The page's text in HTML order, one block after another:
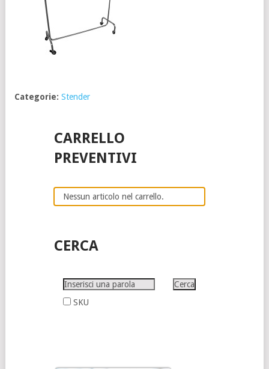
Categorie: Stender
CARRELLO
PREVENTIVI
Nessun articolo nel carrello.
CERCA
SKU